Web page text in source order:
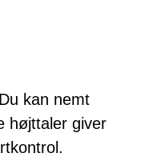
kan nemt
højttaler giver